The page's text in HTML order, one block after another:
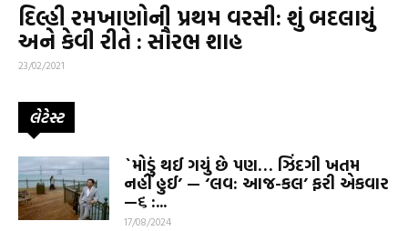
દિલ્હી રમખાણોની પ્રથમ વરસી: શું બદલાયું
અને કેવી રીતે : સૌરભ શાહ
23/02/2021
લેટેસ્ટ
`મોડું થઈ ગયું છે પણ… ઝિંદગી ખતમ
નહીં હુઈ’ — ‘લવ: આજ-કલ’ ફરી એકવાર
—૬ :...
17/08/2024